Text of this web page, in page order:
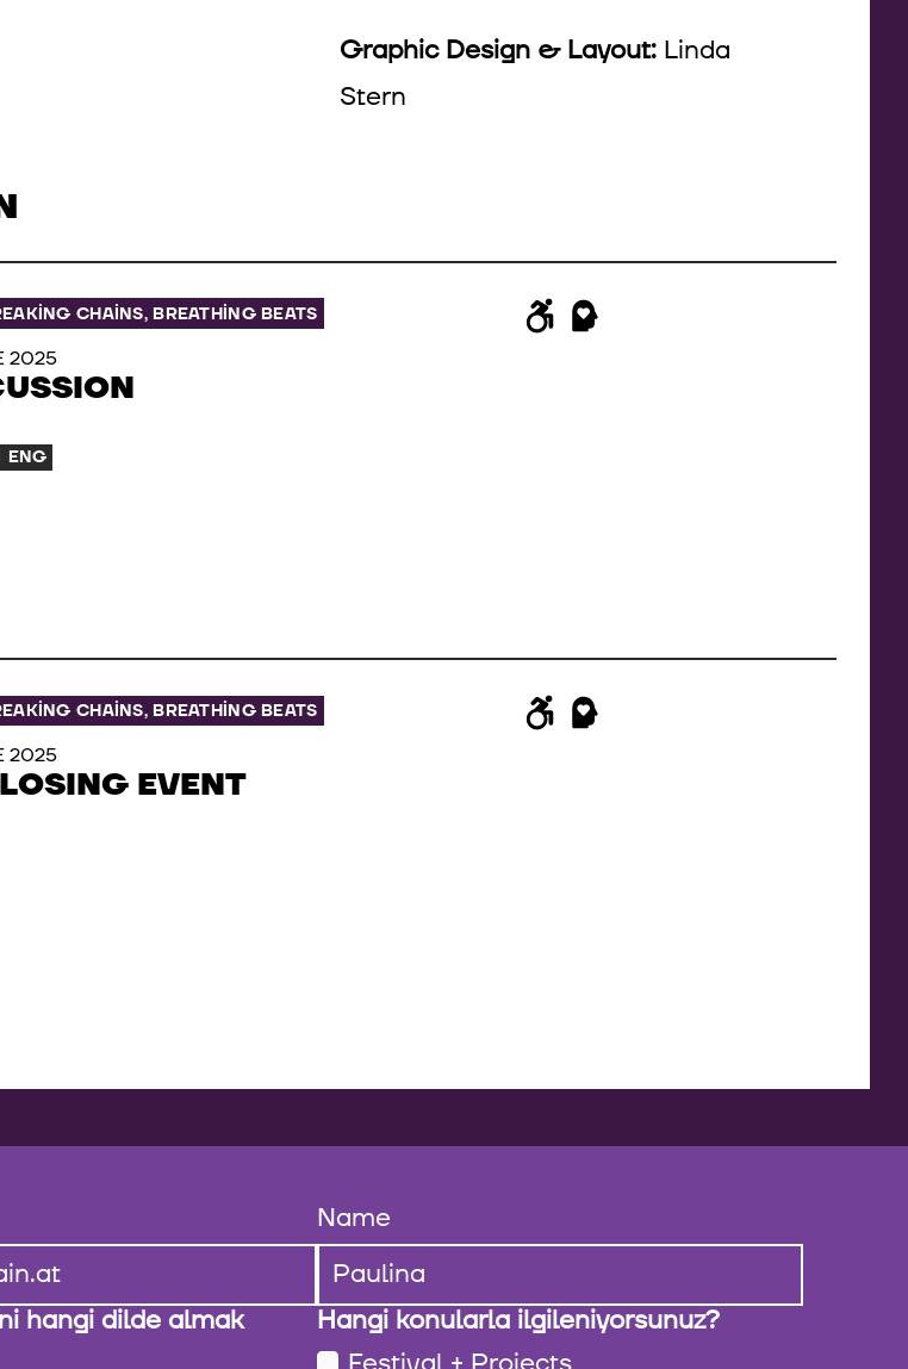
Graphic Design & Layout:Linda
Stern
CHAINS, BREATHING BEATS
2025
ENG
CHAINS, BREATHING BEATS
2025
EVENT
Name
hangi dilde almak
Hangi konularla ilgileniyorsunuz?